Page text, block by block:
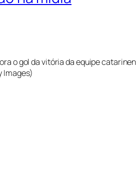
o gol da vitória da equipe
Images)